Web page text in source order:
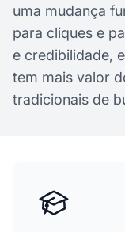
uma mudança
para cliques e
e credibilidade,
tem mais valor
tradicionais de